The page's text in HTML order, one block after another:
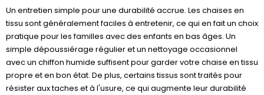
Un entretien simple pour une durabilité accrue. Les chaises en
tissu sont généralement faciles à entretenir, ce qui en fait un choix
pratique pour les familles avec des enfants en bas âges. Un
simple dépoussiérage régulier et un nettoyage occasionnel
avec un chiffon humide suffisent pour garder votre chaise en tissu
propre et en bon état. De plus, certains tissus sont traités pour
résister aux taches et à l'usure, ce qui augmente leur durabilité